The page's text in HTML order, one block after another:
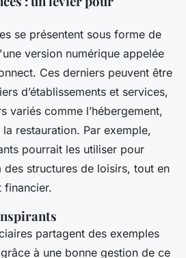
se présentent sous forme de
version numérique appelée
Ces derniers peuvent être
d’établissements et services,
variés comme l’hébergement,
restauration. Par exemple,
pourrait les utiliser pour
structures de loisirs, tout en
financier.
partagent des exemples
à une bonne gestion de ce